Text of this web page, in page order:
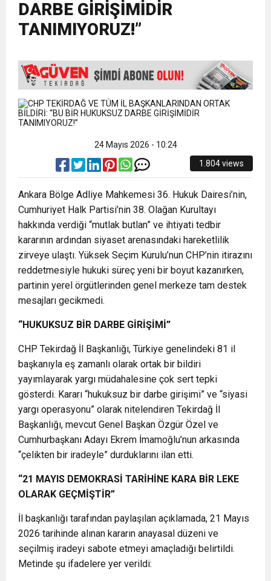
BAYRAMI DEĞİL, MÜCADELE GÜNÜDÜR”
15:35 ÇERKEZKÖY’ÜN CAN DAMARINDA “CANDAN”
YENİ BAŞKAN ATANDI
17:43 6. GELENEKSEL KEŞKEK ŞENLİĞİNDE
MUHTEŞEM FİNAL
DARBE GİRİŞİMİDİR
TANIMIYORUZ!”
24 Mayıs 2026 - 10:24
1.804 views
Ankara Bölge Adliye Mahkemesi 36. Hukuk Dairesi’nin,
Cumhuriyet Halk Partisi’nin 38. Olağan Kurultayı
hakkında verdiği “mutlak butlan” ve ihtiyati tedbir
kararının ardından siyaset arenasındaki hareketlilik
zirveye ulaştı. Yüksek Seçim Kurulu’nun CHP’nin itirazını
reddetmesiyle hukuki süreç yeni bir boyut kazanırken,
partinin yerel örgütlerinden genel merkeze tam destek
mesajları gecikmedi.
“HUKUKSUZ BİR DARBE GİRİŞİMİ”
CHP Tekirdağ İl Başkanlığı, Türkiye genelindeki 81 il
başkanıyla eş zamanlı olarak ortak bir bildiri
yayımlayarak yargı müdahalesine çok sert tepki
gösterdi. Kararı “hukuksuz bir darbe girişimi” ve “siyasi
yargı operasyonu” olarak nitelendiren Tekirdağ İl
Başkanlığı, mevcut Genel Başkan Özgür Özel ve
Cumhurbaşkanı Adayı Ekrem İmamoğlu’nun arkasında
“çelikten bir iradeyle” durduklarını ilan etti.
“21 MAYIS DEMOKRASİ TARİHİNE KARA BİR LEKE
OLARAK GEÇMİŞTİR”
İl başkanlığı tarafından paylaşılan açıklamada, 21 Mayıs
2026 tarihinde alınan kararın anayasal düzeni ve
seçilmiş iradeyi sabote etmeyi amaçladığı belirtildi.
Metinde şu ifadelere yer verildi: